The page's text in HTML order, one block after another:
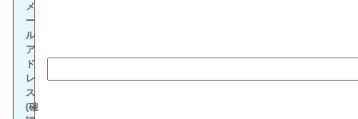
メ
ー
ル
ア
ド
レ
ス
(確